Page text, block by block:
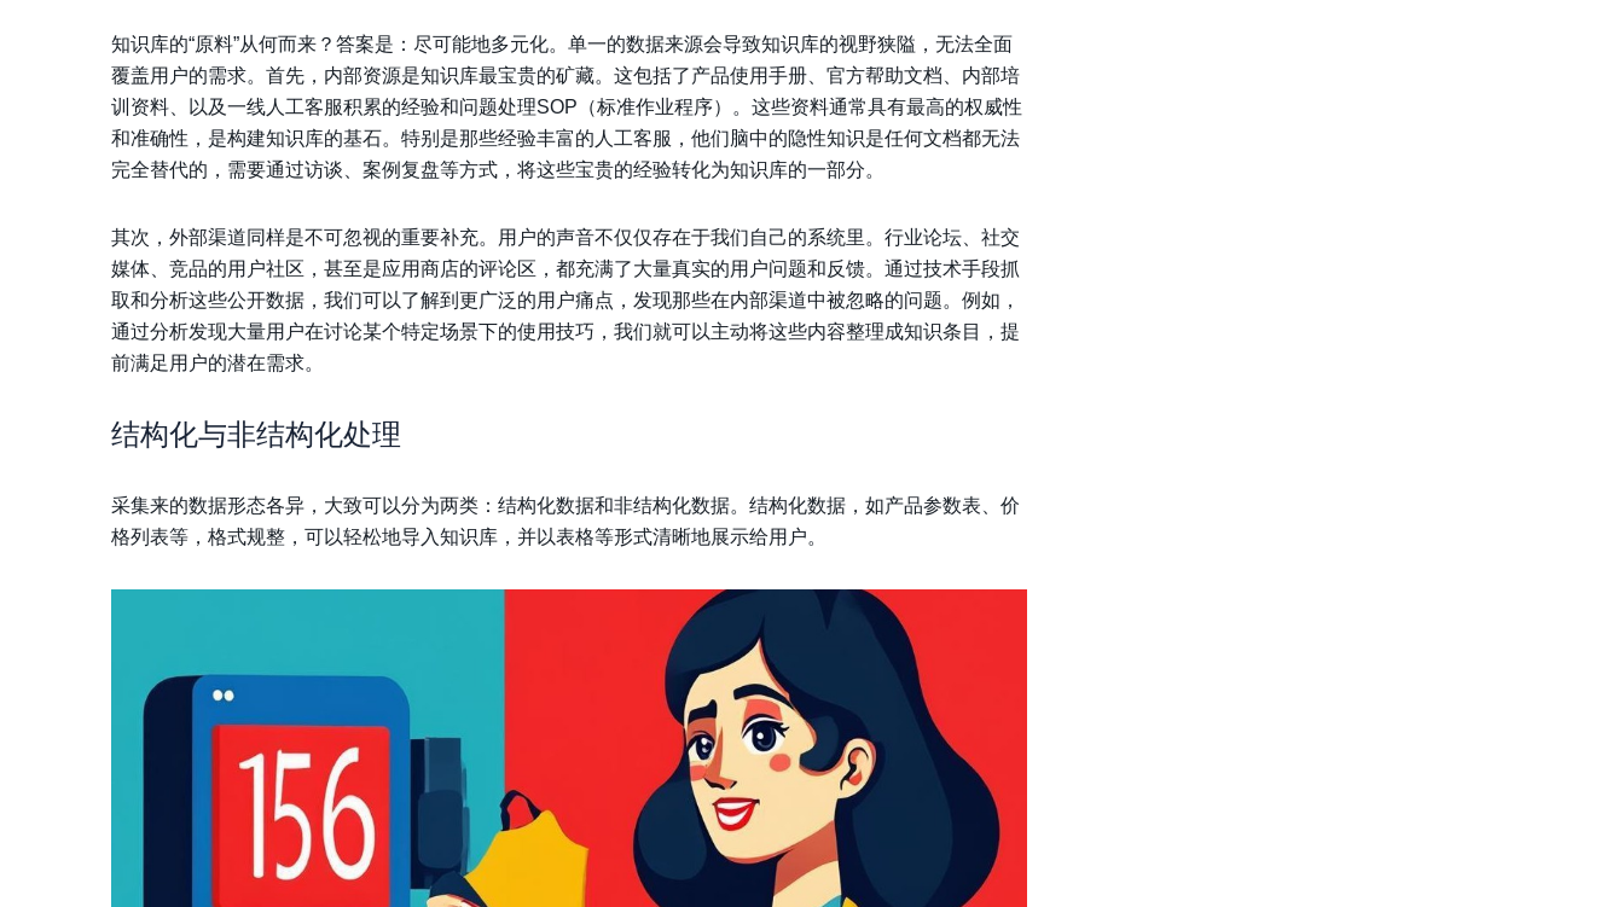
知识库的“原料”从何而来？答案是：尽可能地多元化。单一的数据来源会导致知识库的视野狭隘，无法全面
覆盖用户的需求。首先， 内部资源是知识库最宝贵的矿藏。这包括了产品使用手册、官方帮助文档、内部培
训资料、以及一线人工客服积累的经验和问题处理SOP（标准作业程序）。这些资料通常具有最高的权威性
和准确性，是构建知识库的基石。特别是那些经验丰富的人工客服，他们脑中的隐性知识是任何文档都无法
完全替代的，需要通过访谈、案例复盘等方式，将这些宝贵的经验转化为知识库的一部分。
其次， 外部渠道同样是不可忽视的重要补充。用户的声音不仅仅存在于我们自己的系统里。行业论坛、社交
媒体、竞品的用户社区，甚至是应用商店的评论区，都充满了大量真实的用户问题和反馈。通过技术手段抓
取和分析这些公开数据，我们可以了解到更广泛的用户痛点，发现那些在内部渠道中被忽略的问题。例如，
通过分析发现大量用户在讨论某个特定场景下的使用技巧，我们就可以主动将这些内容整理成知识条目，提
前满足用户的潜在需求。
结构化与非结构化处理
采集来的数据形态各异，大致可以分为两类：结构化数据和非结构化数据。结构化数据，如产品参数表、价
格列表等，格式规整，可以轻松地导入知识库，并以表格等形式清晰地展示给用户。